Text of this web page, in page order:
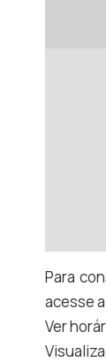
Para
acesse
Ver